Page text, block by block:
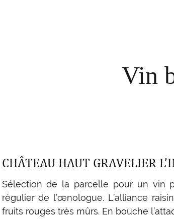
Vin
CHÂTEAU HAUT GRAVELIER
Sélection de la parcelle pour un vin
régulier de l’œnologue. L’alliance
fruits rouges très mûrs. En bouche